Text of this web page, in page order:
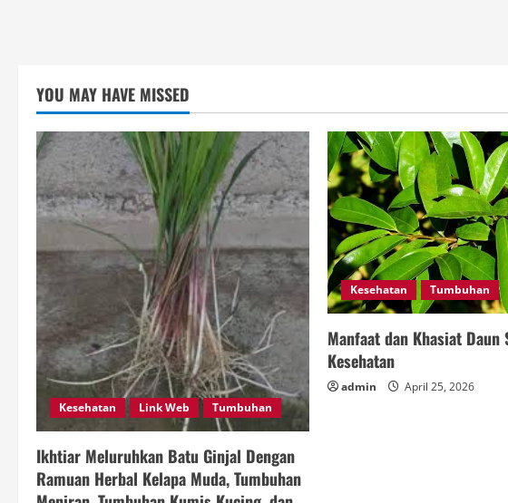
YOU MAY HAVE MISSED
Kesehatan Link Web Tumbuhan
Ikhtiar Meluruhkan Batu Ginjal Dengan
Ramuan Herbal Kelapa Muda, Tumbuhan
Kesehatan Tumbuhan
Manfaat dan Khasiat Daun
Kesehatan
admin April 25, 2026